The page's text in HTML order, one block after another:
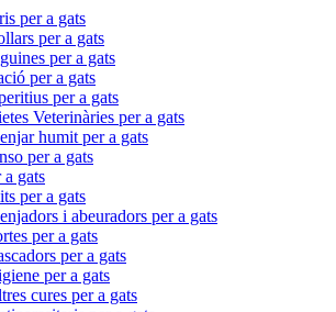
per a gats
per a gats
per a gats
per a gats
per a gats
Veterinàries per a gats
humit per a gats
per a gats
a gats
per a gats
i abeuradors per a gats
per a gats
per a gats
per a gats
cures per a gats